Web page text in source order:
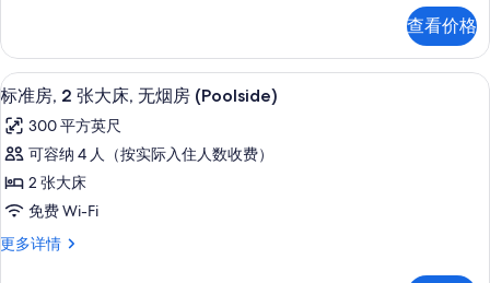
无
烟
房
(Includes
Early
Park
Admission*)
所
多
张
床,
烟
房
(Includes
Early
Park
更
查看价格
显
示
标
准
房,
张
客房内保险箱、遮光窗帘、熨斗/熨衣
8
标准房, 2 张大床, 无烟房 (Poolside)
300 平方英尺
可容纳 4 人（按实际入住人数收费）
2 张大床
免费 Wi-Fi
更多详情
标